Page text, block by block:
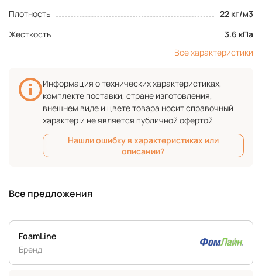
Плотность
22 кг/м3
Жесткость
3.6 кПа
Все характеристики
Информация о технических характеристиках,
комплекте поставки, стране изготовления,
внешнем виде и цвете товара носит справочный
характер и не является публичной офертой
Нашли ошибку в характеристиках или
описании?
Все предложения
FoamLine
Бренд